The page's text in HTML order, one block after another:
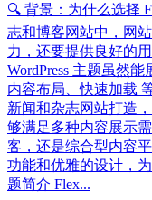
🔍 背景：为什么选择
志和博客网站中，网
力，还要提供良好的
WordPress 主题虽然
内容布局、快速加载
新闻和杂志网站打造
够满足多种内容展示
客，还是综合型内容
功能和优雅的设计，
题简介 Flex...